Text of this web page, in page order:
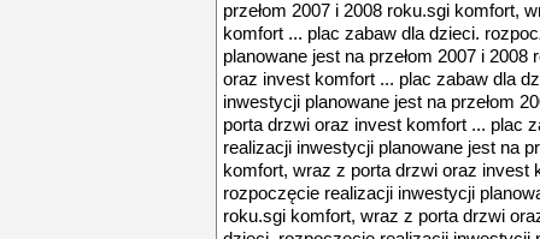
przełom 2007 i 2008 roku.sgi komfort,
komfort ... plac zabaw dla dzieci.
planowane jest na przełom 2007 i
oraz invest komfort ... plac zabaw dla
inwestycji planowane jest na przełom
porta drzwi oraz invest komfort ... plac
realizacji inwestycji planowane jest na
komfort, wraz z porta drzwi oraz invest
rozpoczęcie realizacji inwestycji
roku.sgi komfort, wraz z porta drzwi